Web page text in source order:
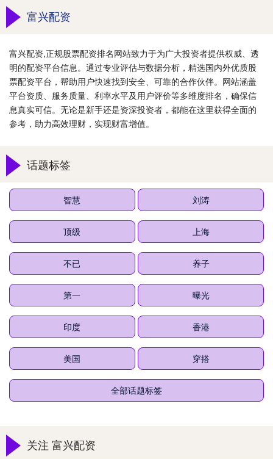
富兴配资
富兴配资,正规股票配资排名网站致力于为广大投资者提供权威、透
明的配资平台信息。通过专业评估与数据分析，精选国内外优质股
票配资平台，帮助用户快速找到安全、可靠的合作伙伴。网站涵盖
平台资质、服务质量、利率水平及用户评价等多维度排名，确保信
息真实可信。无论是新手还是资深投资者，都能在这里获得全面的
参考，助力高效理财，实现财富增值。
话题标签
智慧 刘涛
顶级 上海
不已 养子
第一 曝光
印度 香港
美国 穿搭
全部话题标签
关注 富兴配资